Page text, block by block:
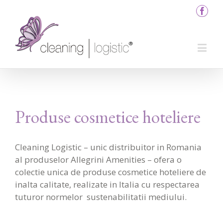
Produse cosmetice hoteliere
Cleaning Logistic – unic distribuitor in Romania
al produselor Allegrini Amenities – ofera o
colectie unica de produse cosmetice hoteliere de
inalta calitate, realizate in Italia cu respectarea
tuturor normelor sustenabilitatii mediului.